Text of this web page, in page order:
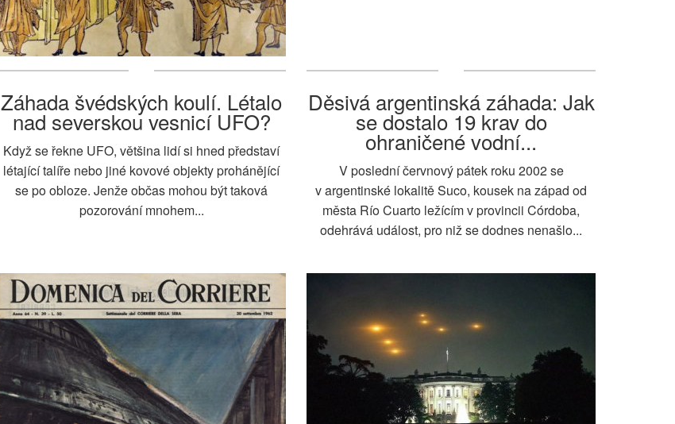
Záhada švédských koulí. Létalo
nad severskou vesnicí UFO?
Když se řekne UFO, většina lidí si hned představí
létající talíře nebo jiné kovové objekty prohánějící
se po obloze. Jenže občas mohou být taková
pozorování mnohem...
Děsivá argentinská záhada: Jak
se dostalo 19 krav do
ohraničené vodní...
V poslední červnový pátek roku 2002 se
v argentinské lokalitě Suco, kousek na západ od
města Río Cuarto ležícím v provincii Córdoba,
odehrává událost, pro niž se dodnes nenašlo...